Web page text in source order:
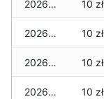
2026-06-14 10 zł
2026-06-13 10 zł
2026-06-12 10 zł
2026-06-11 10 zł